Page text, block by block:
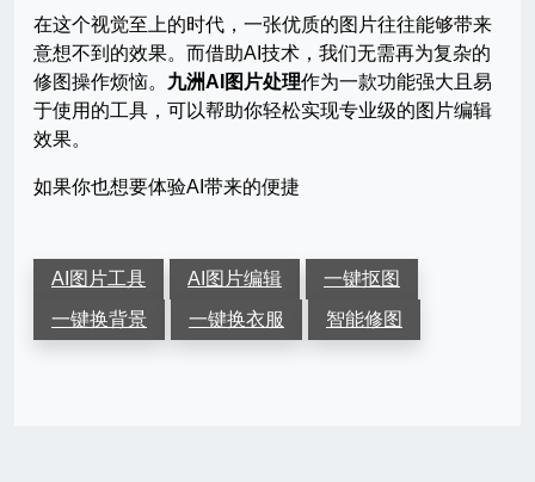
在这个视觉至上的时代，一张优质的图片往往能够带来
意想不到的效果。而借助AI技术，我们无需再为复杂的
修图操作烦恼。 九洲AI图片处理作为一款功能强大且易
于使用的工具，可以帮助你轻松实现专业级的图片编辑
效果。
如果你也想要体验AI带来的便捷
AI图片工具 AI图片编辑
一键抠图
一键换背景
一键换衣服 智能修图